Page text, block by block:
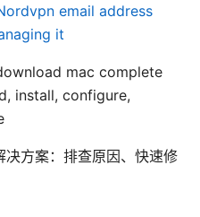
email address
it
mac complete
install, configure,
方案：排查原因、快速修